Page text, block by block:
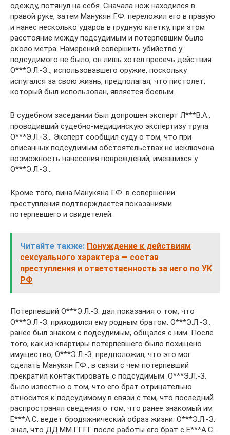
одежду, потянул на себя. Сначала нож находился в
правой руке, затем Манукян Г.Ф. переложил его в правую
и нанес несколько ударов в грудную клетку, при этом
расстояние между подсудимым и потерпевшим было
около метра. Намерений совершить убийство у
подсудимого не было, он лишь хотел пресечь действия
О***Э.Л.-З.., использовавшего оружие, поскольку
испугался за свою жизнь, предполагая, что пистолет,
который был использован, является боевым.
В судебном заседании был допрошен эксперт Л***В.А.,
проводивший судебно-медицинскую экспертизу трупа
О***Э.Л.-З… Эксперт сообщил суду о том, что при
описанных подсудимым обстоятельствах не исключена
возможность нанесения повреждений, имевшихся у
О***Э.Л.-З…
Кроме того, вина Манукяна Г.Ф. в совершении
преступления подтверждается показаниями
потерпевшего и свидетелей.
Читайте также: Понуждение к действиям
сексуального характера — состав
преступления и ответственность за него по УК
РФ
Потерпевший О***Э.Л.-З. дал показания о том, что
О***Э.Л.-З. приходился ему родным братом. О***Э.Л.-З..
ранее был знаком с подсудимым, общался с ним. После
того, как из квартиры потерпевшего было похищено
имущество, О***Э.Л.-З. предположил, что это мог
сделать Манукян Г.Ф., в связи с чем потерпевший
прекратил контактировать с подсудимым. О***Э.Л.-З.
было известно о том, что его брат отрицательно
относится к подсудимому в связи с тем, что последний
распространял сведения о том, что ранее знакомый им
Е***А.С. ведет бродяжнический образ жизни. О***Э.Л.-З.
знал, что ДД.ММ.ГГГГ после работы его брат с Е***А.С.